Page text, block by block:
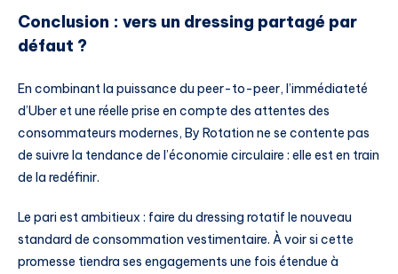
Conclusion : vers un dressing partagé par
défaut ?
En combinant la puissance du peer-to-peer, l’immédiateté
d’Uber et une réelle prise en compte des attentes des
consommateurs modernes, By Rotation ne se contente pas
de suivre la tendance de l’économie circulaire : elle est en train
de la redéfinir.
Le pari est ambitieux : faire du dressing rotatif le nouveau
standard de consommation vestimentaire. À voir si cette
promesse tiendra ses engagements une fois étendue à